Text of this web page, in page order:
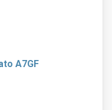
A7GF